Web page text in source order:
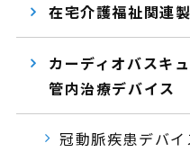
在宅介護福祉関連
カーディオバスキ
管内治療デバイス
冠動脈疾患デバイ